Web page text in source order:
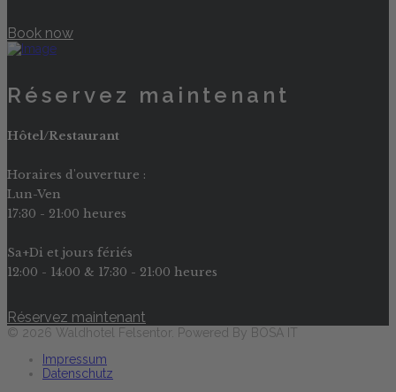
Book now
Réservez maintenant
Hôtel/Restaurant
Horaires d'ouverture :
Lun-Ven
17:30 - 21:00 heures
Sa+Di et jours fériés
12:00 - 14:00 & 17:30 - 21:00 heures
Réservez maintenant
© 2026 Waldhotel Felsentor. Powered By BOSA IT
Impressum
Datenschutz